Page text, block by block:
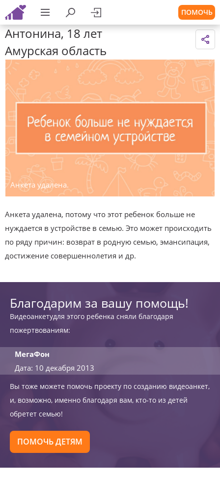
ПОМОЧЬ
Антонина, 18 лет
Амурская область
Анкета удалена.
Анкета удалена, потому что этот ребенок больше не
нуждается в устройстве в семью. Это может происходить
по ряду причин: возврат в родную семью, эмансипация,
достижение совершеннолетия и др.
Благодарим за вашу помощь!
Видеоанкетудля этого ребенка сняли благодаря
пожертвованиям:
МегаФон
Дата: 10 декабря 2013
Вы тоже можете помочь проекту по созданию видеоанкет,
и, возможно, именно благодаря вам, кто-то из детей
обретет семью!
ПОМОЧЬ ДЕТЯМ